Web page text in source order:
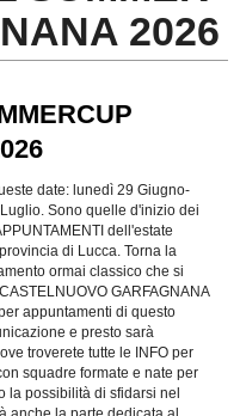
Carica la tua Rosa
2026
date: lunedì 29 Giugno-
Sono quelle d'inizio dei
dell'estate
di Lucca. Torna la
ormai classico che si
GARFAGNANA
appuntamenti di questo
e presto sarà
troverete tutte le INFO per
squadre formate e nate per
la possibilità di sfidarsi nel